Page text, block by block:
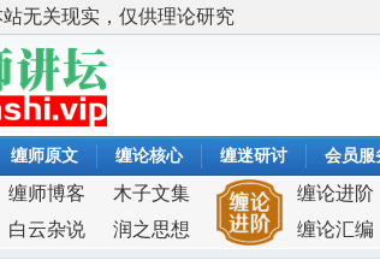
无关现实，仅供理论研究
缠师原文 缠论核心 缠迷研讨 会员服
缠师博客
木子文集
白云杂说
润之思想
缠论进阶
缠论汇编